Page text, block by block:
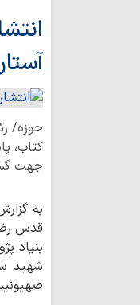
حوزه/
کتاب،
جهت
به
قدس
بنیاد
شهید